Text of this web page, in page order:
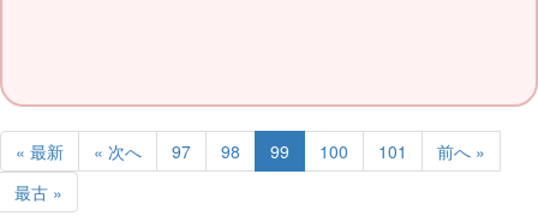
« 最新 « 次へ 97 98 99 100 101
前へ »
最古 »